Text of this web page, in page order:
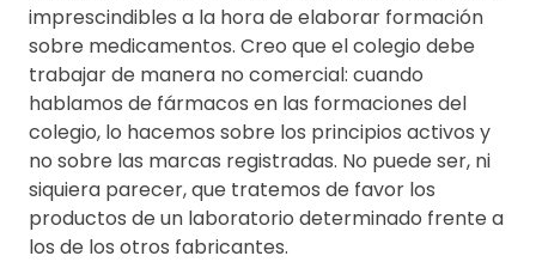
imprescindibles a la hora de elaborar formación
sobre medicamentos. Creo que el colegio debe
trabajar de manera no comercial: cuando
hablamos de fármacos en las formaciones del
colegio, lo hacemos sobre los principios activos y
no sobre las marcas registradas. No puede ser, ni
siquiera parecer, que tratemos de favor los
productos de un laboratorio determinado frente a
los de los otros fabricantes.